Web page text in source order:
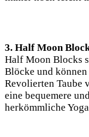
3. Half Moon
Half Moon ​Blocks
Blöcke und
Revolierten ⁢Taube
eine bequemere
herkömmliche